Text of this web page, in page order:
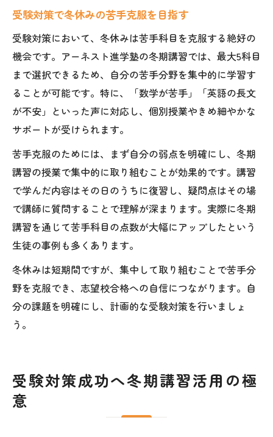
受験対策で冬休みの苦手克服を目指す
受験対策において、冬休みは苦手科目を克服する絶好の
機会です。アーネスト進学塾の冬期講習では、最大5科目
まで選択できるため、自分の苦手分野を集中的に学習す
ることが可能です。特に、「数学が苦手」「英語の長文
が不安」といった声に対応し、個別授業やきめ細やかな
サポートが受けられます。
苦手克服のためには、まず自分の弱点を明確にし、冬期
講習の授業で集中的に取り組むことが効果的です。講習
で学んだ内容はその日のうちに復習し、疑問点はその場
で講師に質問することで理解が深まります。実際に冬期
講習を通じて苦手科目の点数が大幅にアップしたという
生徒の事例も多くあります。
冬休みは短期間ですが、集中して取り組むことで苦手分
野を克服でき、志望校合格への自信につながります。自
分の課題を明確にし、計画的な受験対策を行いましょ
う。
受験対策成功へ冬期講習活用の極
意